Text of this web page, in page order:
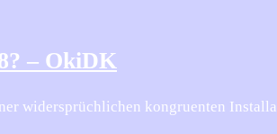
– OkiDK
widersprüchlichen kongruenten